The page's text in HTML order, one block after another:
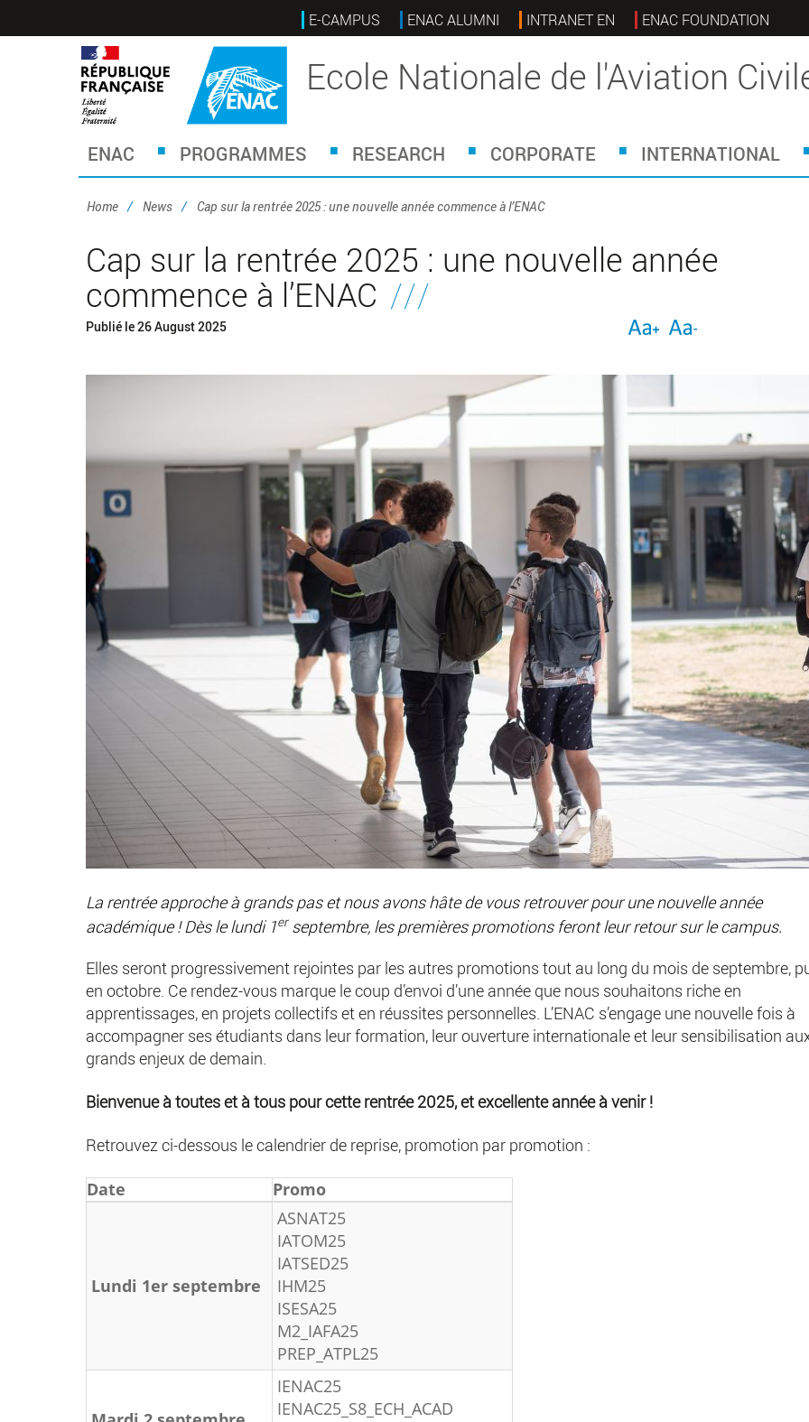
to
E-CAMPUS ENAC ALUMNI INTRANET EN ENAC FOUNDATION
Ecole Nationale de l'Aviation
ENAC PROGRAMMES RESEARCH CORPORATE INTERNATIONAL
Home News Cap sur la rentrée 2025 : une nouvelle année commence à l’ENAC
Cap sur la rentrée 2025 : une nouvelle année
commence à l’ENAC
Publié le26 August 2025
La rentrée approche à grands pas et nous avons hâte de vous retrouver pour une nouvelle année
académique ! Dès le lundi 1erseptembre, les premières promotions feront leur retour sur le campus.
Elles seront progressivement rejointes par les autres promotions tout au long du mois de septembre,
en octobre. Ce rendez-vous marque le coup d’envoi d’une année que nous souhaitons riche en
apprentissages, en projets collectifs et en réussites personnelles. L’ENAC s’engage une nouvelle fois à
accompagner ses étudiants dans leur formation, leur ouverture internationale et leur sensibilisation
grands enjeux de demain.
Bienvenue à toutes et à tous pour cette rentrée 2025, et excellente année à venir !
Retrouvez ci-dessous le calendrier de reprise, promotion par promotion :
Date Promo
Lundi 1er septembre
ASNAT25
IATOM25
IATSED25
IHM25
ISESA25
M2_IAFA25
PREP_ATPL25
IENAC25
IENAC25_S8_ECH_ACAD